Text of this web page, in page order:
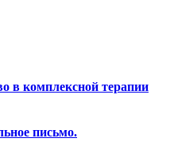
в комплексной терапии
письмо.